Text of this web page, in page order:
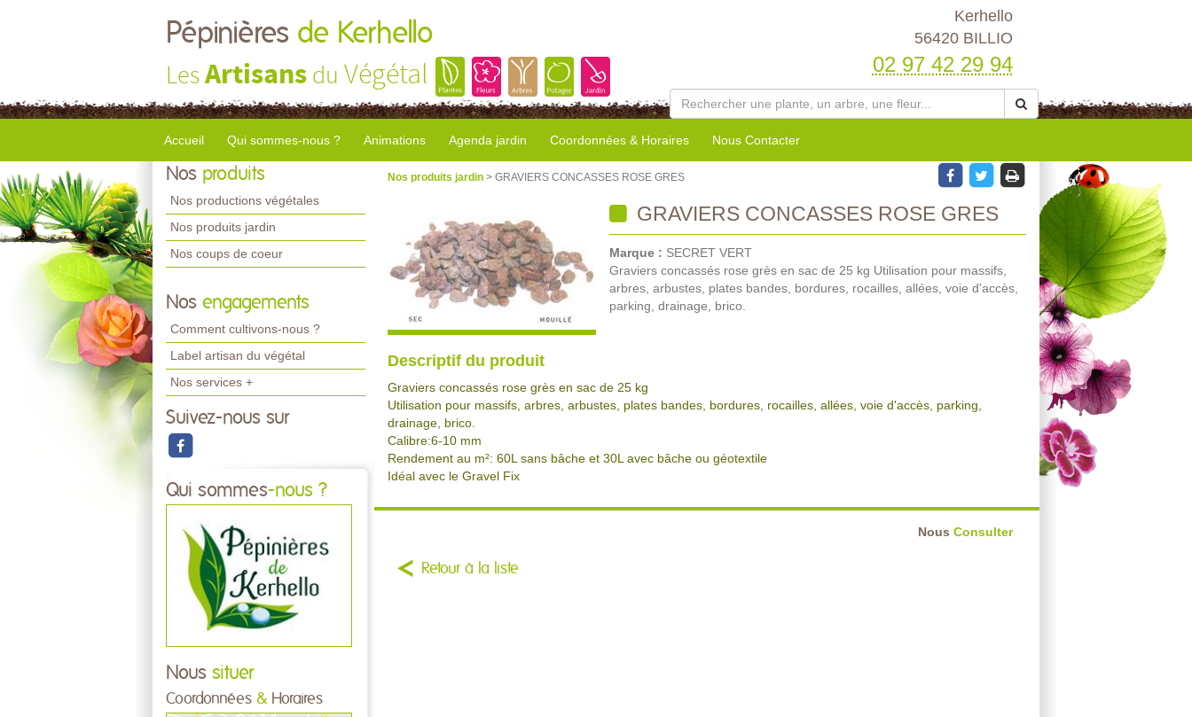
Pépinières de Kerhello
LesArtisans du Végétal
Kerhello
56420 BILLIO
02 97 42 29 94
Accueil Qui sommes-nous ? Animations Agenda jardin Coordonnées & Horaires Nous Contacter
Nos produits
Nos productions végétales
Nos produits jardin
Nos coups de coeur
Nos engagements
Comment cultivons-nous ?
Label artisan du végétal
Nos services +
Suivez-nous sur
Qui sommes-nous ?
Nous situer
Coordonnées & Horaires
Nos produits jardin > GRAVIERS CONCASSES ROSE GRES
GRAVIERS CONCASSES ROSE GRES
Marque : SECRET VERT
Graviers concassés rose grès en sac de 25 kg Utilisation pour massifs,
arbres, arbustes, plates bandes, bordures, rocailles, allées, voie d'accès,
parking, drainage, brico.
Descriptif du produit
Graviers concassés rose grès en sac de 25 kg
Utilisation pour massifs, arbres, arbustes, plates bandes, bordures, rocailles, allées, voie d'accès, parking,
drainage, brico.
Calibre:6-10 mm
Rendement au m²: 60L sans bâche et 30L avec bâche ou géotextile
Idéal avec le Gravel Fix
Nous Consulter
Retour à la liste